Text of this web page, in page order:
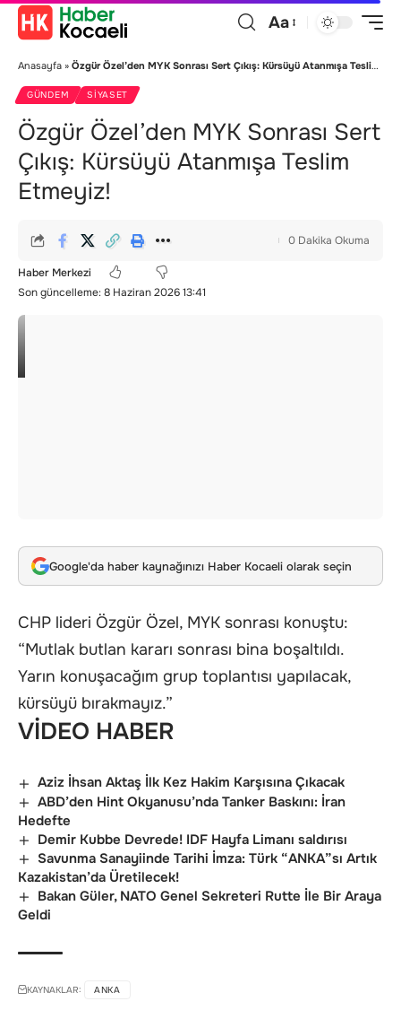
Aa
Anasayfa » Özgür Özel’den MYK Sonrası Sert Çıkış: Kürsüyü Atanmışa Teslim Etmeyiz!
GÜNDEM SIYASET
Özgür Özel’den MYK Sonrası Sert
Çıkış: Kürsüyü Atanmışa Teslim
Etmeyiz!
Son güncelleme: 8 Haziran 2026 13:41
Haber Merkezi
0 Dakika Okuma
Google'da haber kaynağınızı Haber Kocaeli olarak seçin
CHP lideri Özgür Özel, MYK sonrası konuştu:
“Mutlak butlan kararı sonrası bina boşaltıldı.
Yarın konuşacağım grup toplantısı yapılacak,
kürsüyü bırakmayız.”
VİDEO HABER
Aziz İhsan Aktaş İlk Kez Hakim Karşısına Çıkacak
ABD’den Hint Okyanusu’nda Tanker Baskını: İran
Hedefte
Demir Kubbe Devrede! IDF Hayfa Limanı saldırısı
Savunma Sanayiinde Tarihi İmza: Türk “ANKA”sı Artık
Kazakistan’da Üretilecek!
Bakan Güler, NATO Genel Sekreteri Rutte İle Bir Araya
Geldi
KAYNAKLAR: ANKA